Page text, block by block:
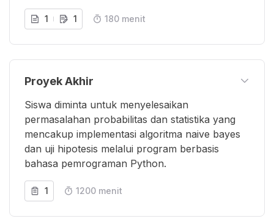
1 1 180 menit
Proyek Akhir
Siswa diminta untuk menyelesaikan
permasalahan probabilitas dan statistika yang
mencakup implementasi algoritma naive bayes
dan uji hipotesis melalui program berbasis
bahasa pemrograman Python.
1 1200 menit